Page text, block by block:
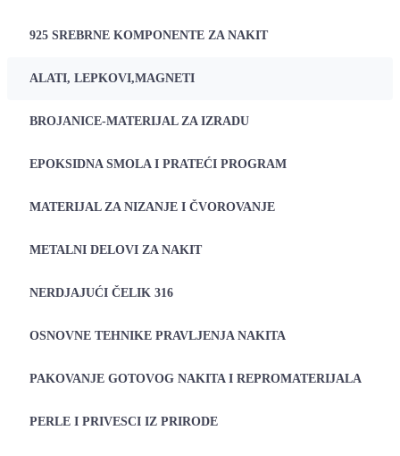
925 SREBRNE KOMPONENTE ZA NAKIT
ALATI, LEPKOVI,MAGNETI
BROJANICE-MATERIJAL ZA IZRADU
EPOKSIDNA SMOLA I PRATEĆI PROGRAM
MATERIJAL ZA NIZANJE I ČVOROVANJE
METALNI DELOVI ZA NAKIT
NERDJAJUĆI ČELIK 316
OSNOVNE TEHNIKE PRAVLJENJA NAKITA
PAKOVANJE GOTOVOG NAKITA I REPROMATERIJALA
PERLE I PRIVESCI IZ PRIRODE